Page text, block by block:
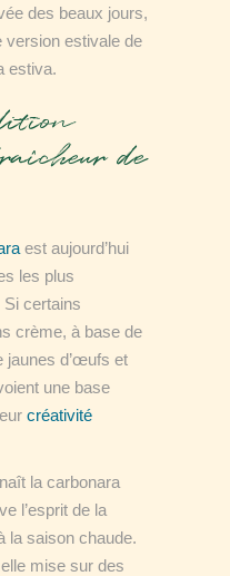
des beaux jours,
version estivale de
estiva.
de
est aujourd’hui
les plus
certains
crème, à base de
jaunes d’œufs et
une base
créativité
la carbonara
l’esprit de la
la saison chaude.
mise sur des